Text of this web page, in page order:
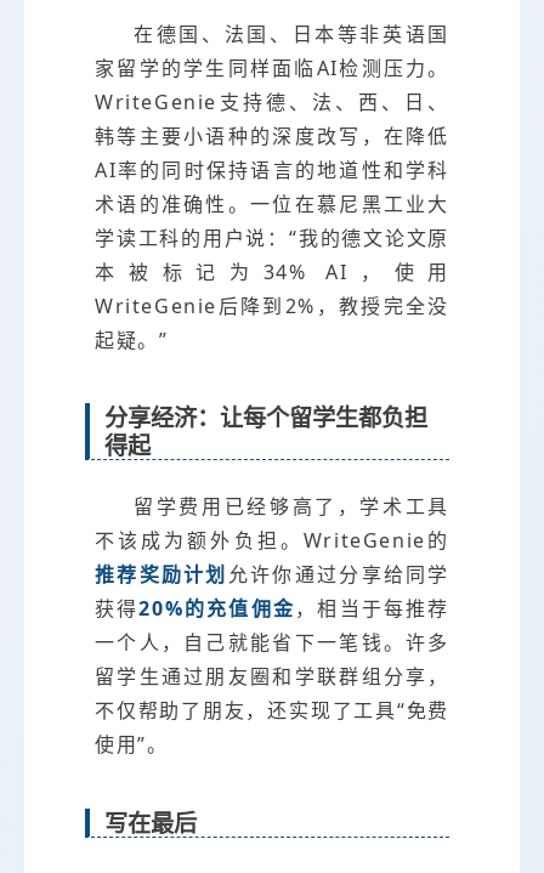
在德国、法国、日本等非英语国
家留学的学生同样面临AI检测压力。
WriteGenie支持德、法、西、日、
韩等主要小语种的深度改写，在降低
AI率的同时保持语言的地道性和学科
术语的准确性。一位在慕尼黑工业大
学读工科的用户说：“我的德文论文原
本被标记为34% AI，使用
WriteGenie后降到2%，教授完全没
起疑。”
分享经济：让每个留学生都负担
得起
留学费用已经够高了，学术工具
不该成为额外负担。WriteGenie的
推荐奖励计划 允许你通过分享给同学
获得20%的充值佣金，相当于每推荐
一个人，自己就能省下一笔钱。许多
留学生通过朋友圈和学联群组分享，
不仅帮助了朋友，还实现了工具“免费
使用”。
写在最后